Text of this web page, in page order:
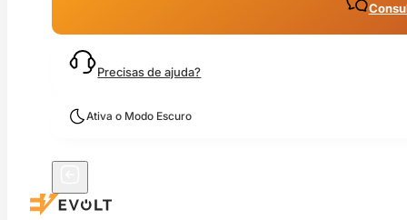
Precisas de ajuda?
Ativa o Modo Escuro